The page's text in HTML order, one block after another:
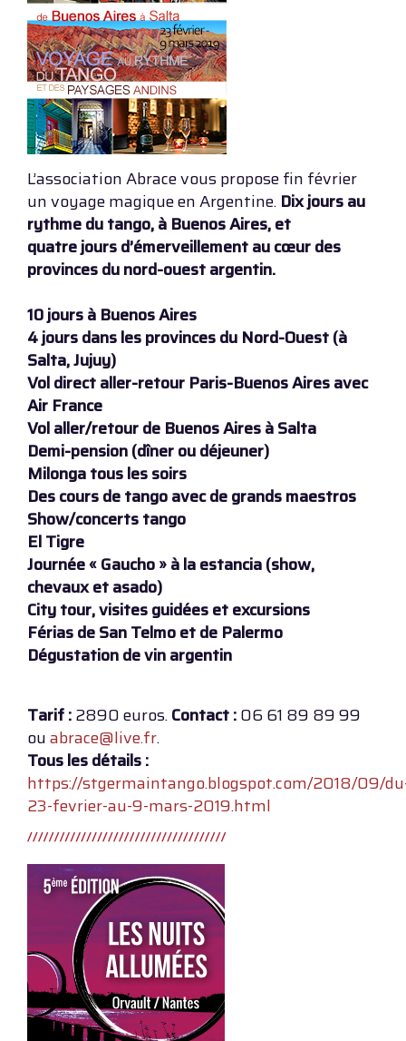
L’association Abrace vous propose fin février
un voyage magique en Argentine. Dix jours au
rythme du tango, à Buenos Aires, et
quatre jours d’émerveillement au cœur des
provinces du nord-ouest argentin.
10 jours à Buenos Aires
4 jours dans les provinces du Nord-Ouest (à
Salta, Jujuy)
Vol direct aller-retour Paris-Buenos Aires avec
Air France
Vol aller/retour de Buenos Aires à Salta
Demi-pension (dîner ou déjeuner)
Milonga tous les soirs
Des cours de tango avec de grands maestros
Show/concerts tango
El Tigre
Journée « Gaucho » à la estancia (show,
chevaux et asado)
City tour, visites guidées et excursions
Férias de San Telmo et de Palermo
Dégustation de vin argentin
Tarif :2890 euros.Contact :06 61 89 89 99
ouabrace@live.fr.
Tous les détails :
https://stgermaintango.blogspot.com/2018/09/
23-fevrier-au-9-mars-2019.html